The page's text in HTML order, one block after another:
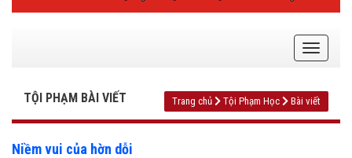
TỘI PHẠM BÀI VIẾT Trang chủ Tội Phạm Học Bài viết
Niềm vui của hờn dỗi